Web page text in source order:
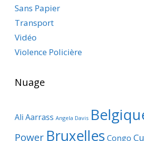
Sans Papier
Transport
Vidéo
Violence Policière
Nuage
Ali Aarrass Angela Davis
Power Bruxelles Congo